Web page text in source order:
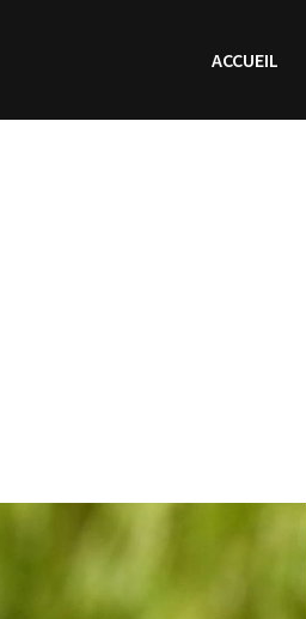
ACCUEIL